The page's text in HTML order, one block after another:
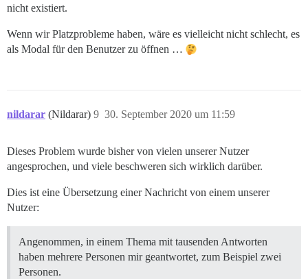
nicht existiert.
Wenn wir Platzprobleme haben, wäre es vielleicht nicht schlecht, es
als Modal für den Benutzer zu öffnen …
nildarar (Nildarar) 30. September 2020 um 11:59
9
Dieses Problem wurde bisher von vielen unserer Nutzer
angesprochen, und viele beschweren sich wirklich darüber.
Dies ist eine Übersetzung einer Nachricht von einem unserer
Nutzer:
Angenommen, in einem Thema mit tausenden Antworten
haben mehrere Personen mir geantwortet, zum Beispiel zwei
Personen.